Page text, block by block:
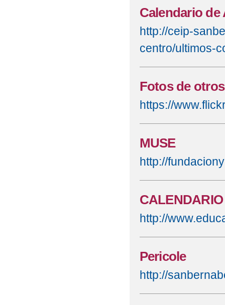
Calendario
http://ceip-
centro/ultimos-
Fotos de
https://
MUSE
http://
http://
Pericole
http://